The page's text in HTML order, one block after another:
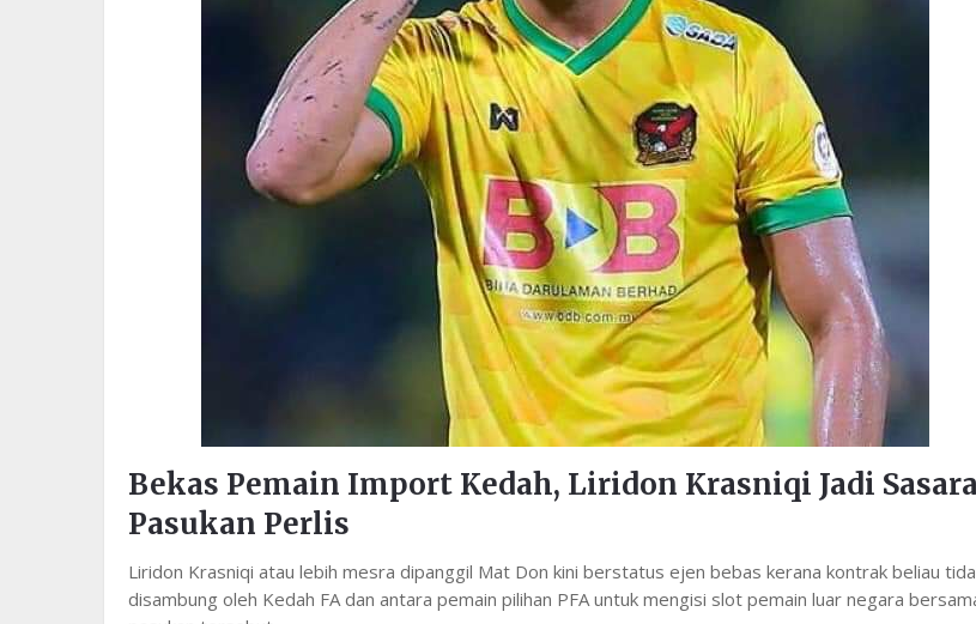
Bekas Pemain Import Kedah, Liridon Krasniqi Jadi
Pasukan Perlis
Liridon Krasniqi atau lebih mesra dipanggil Mat Don kini berstatus ejen bebas kerana kontrak beliau
disambung oleh Kedah FA dan antara pemain pilihan PFA untuk mengisi slot pemain luar negara